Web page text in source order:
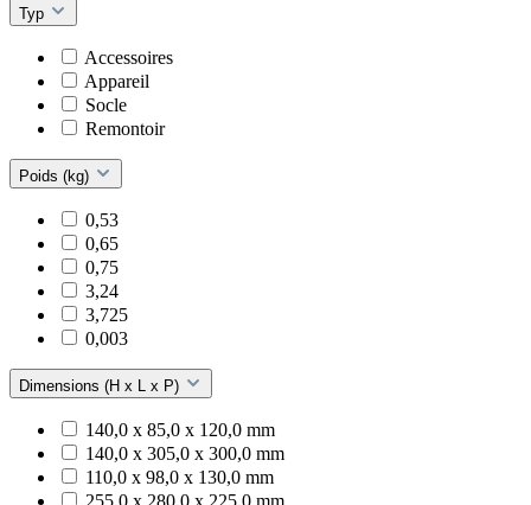
Typ
Accessoires
Appareil
Socle
Remontoir
Poids (kg)
0,53
0,65
0,75
3,24
3,725
0,003
Dimensions (H x L x P)
140,0 x 85,0 x 120,0 mm
140,0 x 305,0 x 300,0 mm
110,0 x 98,0 x 130,0 mm
255,0 x 280,0 x 225,0 mm